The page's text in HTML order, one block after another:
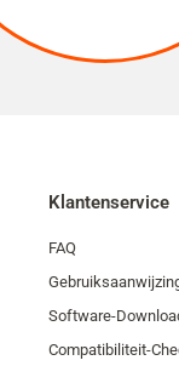
Klantenservice
FAQ
Software-
Compatibiliteit-